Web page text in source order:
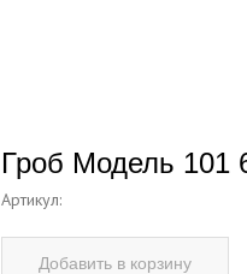
Гроб Модель 101
Артикул:
Добавить в корзину